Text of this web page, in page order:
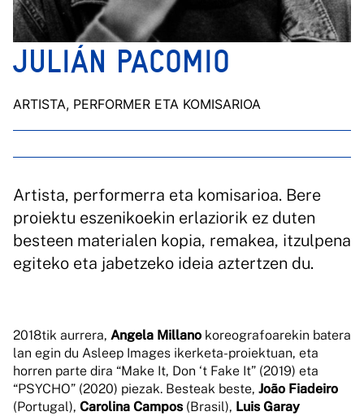
JULIÁN PACOMIO
ARTISTA, PERFORMER ETA KOMISARIOA
Artista, performerra eta komisarioa. Bere
proiektu eszenikoekin erlaziorik ez duten
besteen materialen kopia, remakea, itzulpena
egiteko eta jabetzeko ideia aztertzen du.
2018tik aurrera, Angela Millano koreografoarekin batera
lan egin du Asleep Images ikerketa-proiektuan, eta
horren parte dira “Make It, Don ‘t Fake It” (2019) eta
“PSYCHO” (2020) piezak. Besteak beste, João Fiadeiro
(Portugal), Carolina Campos (Brasil), Luis Garay